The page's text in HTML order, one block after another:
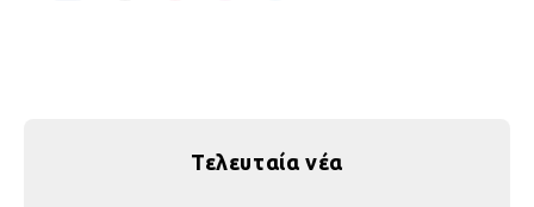
Τελευταία νέα